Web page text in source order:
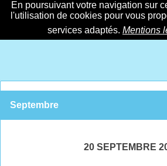
En poursuivant votre navigation sur
l'utilisation de cookies pour vous
services adaptés. Mentions
Septembre
20 SEPTEMBRE